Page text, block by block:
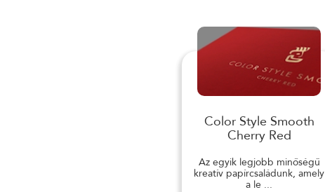
Color Style Smooth
Cherry Red
Az egyik legjobb minőségű
kreatív papírcsaládunk, amely
a le ...